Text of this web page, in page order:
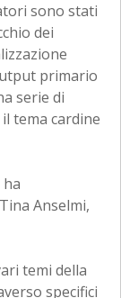
sono stati
dei
primario
serie di
tema cardine
Anselmi,
temi della
specifici